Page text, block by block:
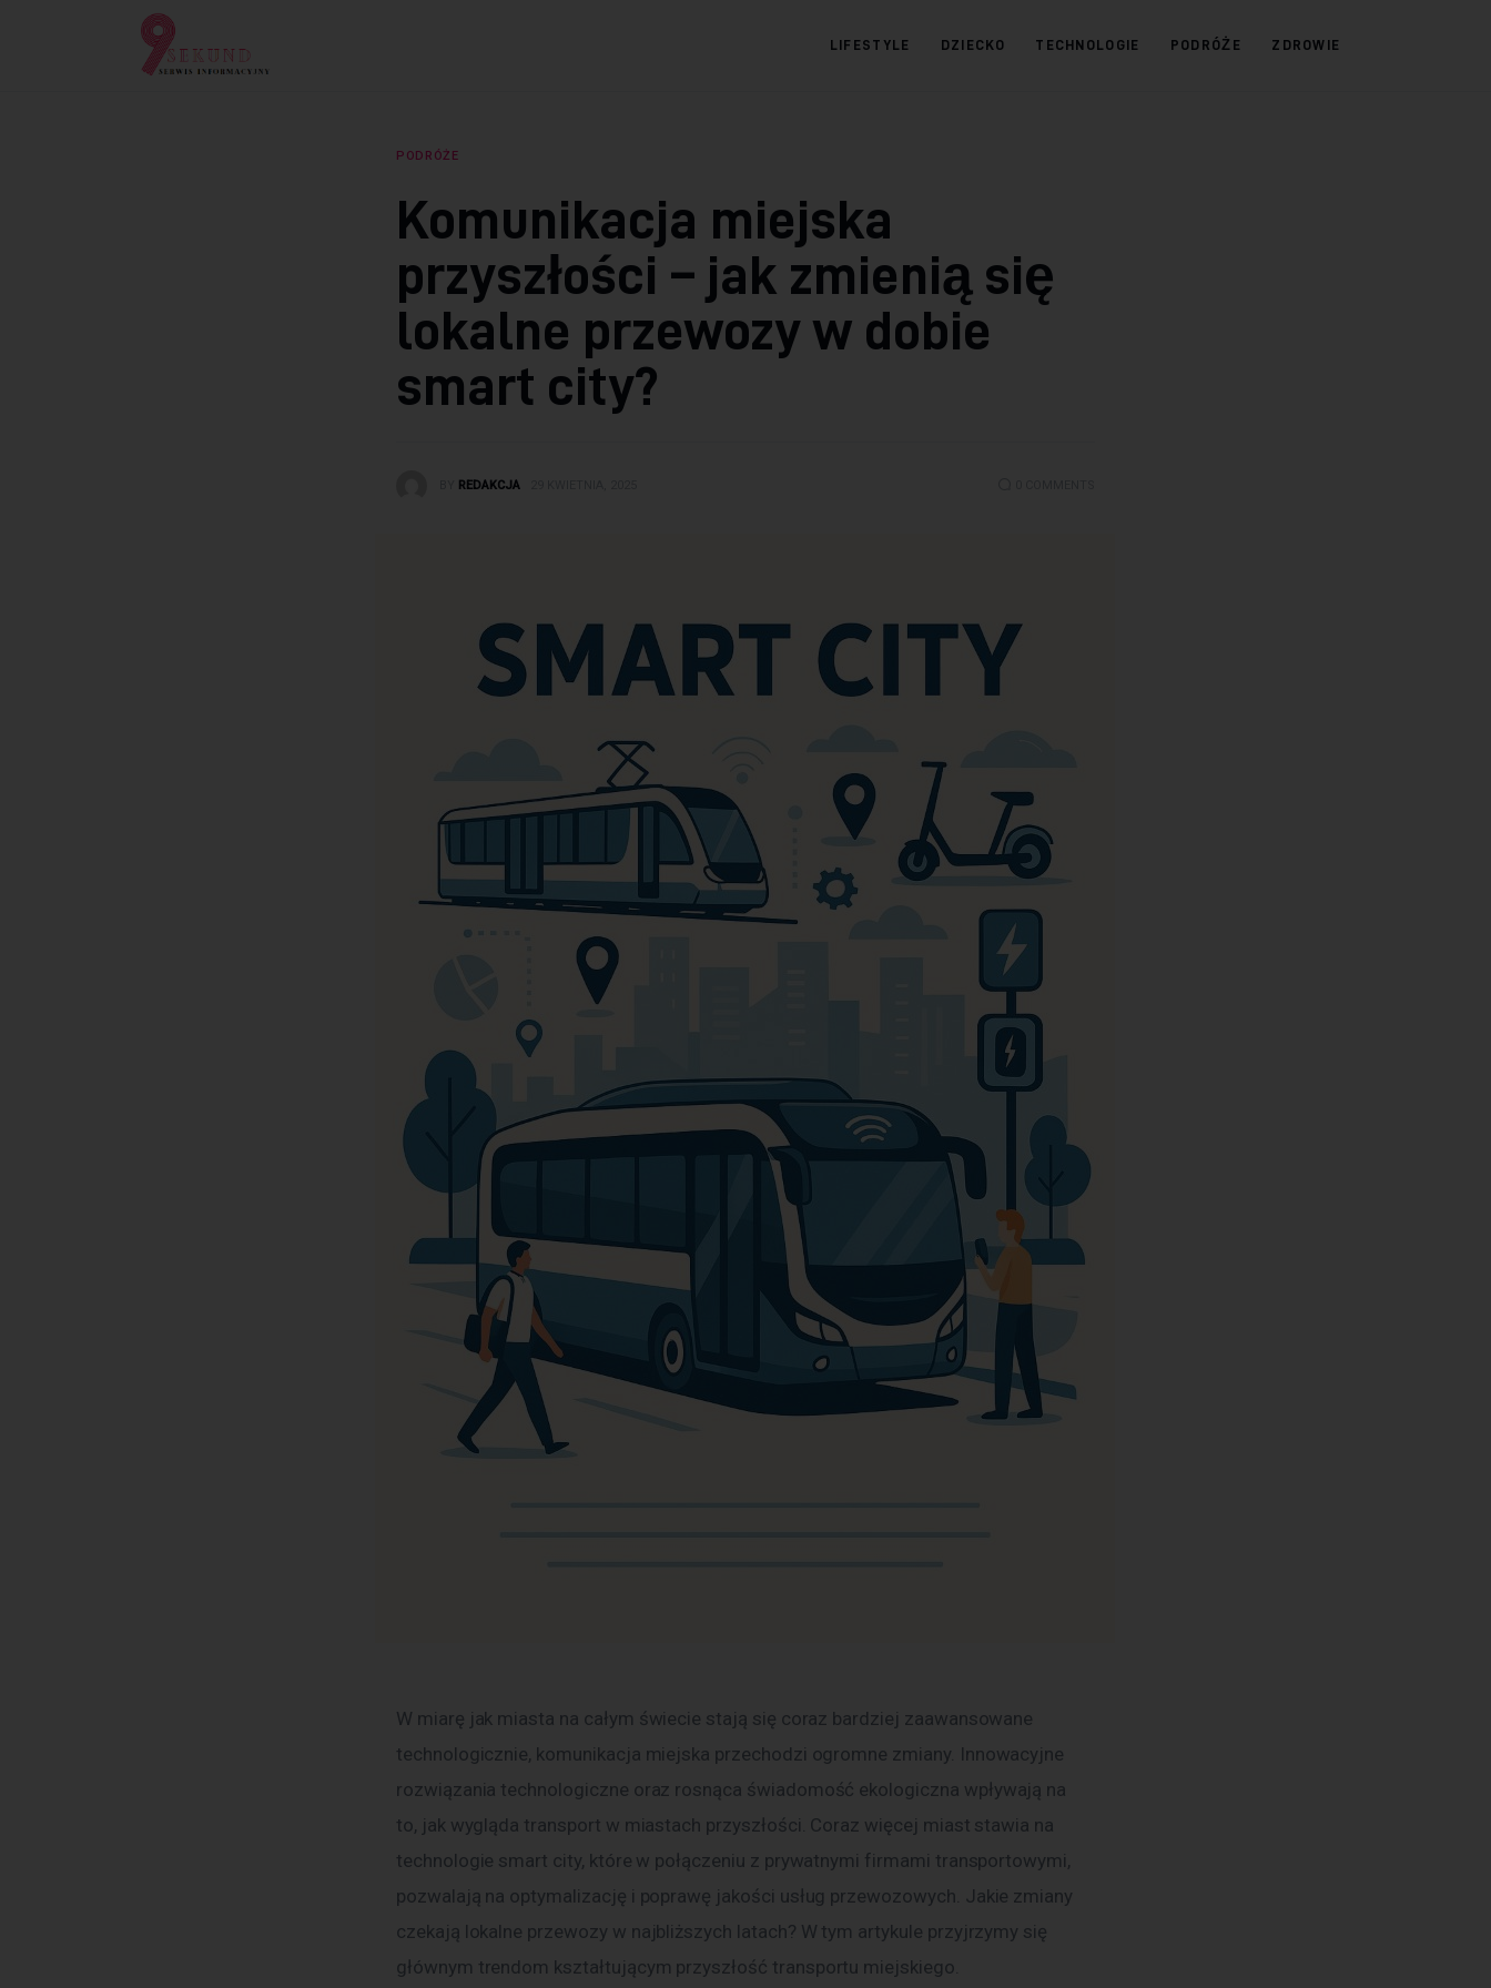
LIFESTYLE DZIECKO TECHNOLOGIE PODRÓŻE ZDROWIE
PODRÓŻE
Komunikacja miejska
przyszłości – jak zmienią się
lokalne przewozy w dobie
smart city?
REDAKCJA
W miarę jak miasta na całym świecie stają się coraz bardziej zaawansowane
technologicznie, komunikacja miejska przechodzi ogromne zmiany. Innowacyjne
rozwiązania technologiczne oraz rosnąca świadomość ekologiczna wpływają na
to, jak wygląda transport w miastach przyszłości. Coraz więcej miast stawia na
technologie smart city, które w połączeniu z prywatnymi firmami transportowymi,
pozwalają na optymalizację i poprawę jakości usług przewozowych. Jakie zmiany
czekają lokalne przewozy w najbliższych latach? W tym artykule przyjrzymy się
głównym trendom kształtującym przyszłość transportu miejskiego.